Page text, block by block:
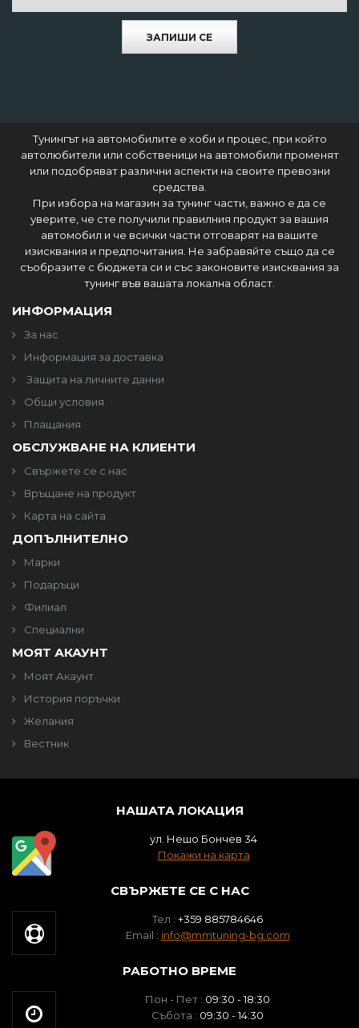
ЗАПИШИ СЕ
Тунингът на автомобилите е хоби и процес, при който
автолюбители или собственици на автомобили променят
или подобряват различни аспекти на своите превозни
средства.
При избора на магазин за тунинг части, важно е да се
уверите, че сте получили правилния продукт за вашия
автомобил и че всички части отговарят на вашите
изисквания и предпочитания. Не забравяйте също да се
съобразите с бюджета си и със законовите изисквания за
тунинг във вашата локална област.
ИНФОРМАЦИЯ
За нас
Информация за доставка
Защита на личните данни
Общи условия
Плащания
ОБСЛУЖВАНЕ НА КЛИЕНТИ
Свържете се с нас
Връщане на продукт
Карта на сайта
ДОПЪЛНИТЕЛНО
Марки
Подаръци
Филиал
Специални
МОЯТ АКАУНТ
Моят Акаунт
История поръчки
Желания
Вестник
НАШАТА ЛОКАЦИЯ
ул. Нешо Бончев 34
Покажи на карта
СВЪРЖЕТЕ СЕ С НАС
Тел : +359 885784646
Email : info@mmtuning-bg.com
РАБОТНО ВРЕМЕ
Пон - Пет : 09:30 - 18:30
Събота : 09:30 - 14:30